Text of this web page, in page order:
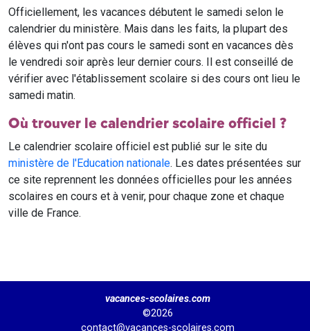
Officiellement, les vacances débutent le samedi selon le
calendrier du ministère. Mais dans les faits, la plupart des
élèves qui n'ont pas cours le samedi sont en vacances dès
le vendredi soir après leur dernier cours. Il est conseillé de
vérifier avec l'établissement scolaire si des cours ont lieu le
samedi matin.
Où trouver le calendrier scolaire officiel ?
Le calendrier scolaire officiel est publié sur le site du
ministère de l'Education nationale. Les dates présentées sur
ce site reprennent les données officielles pour les années
scolaires en cours et à venir, pour chaque zone et chaque
ville de France.
vacances-scolaires.com
©2026
contact@vacances-scolaires.com